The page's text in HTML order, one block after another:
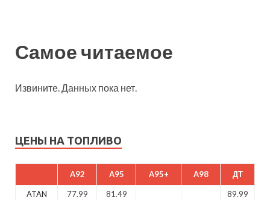
Самое читаемое
Извините. Данных пока нет.
ЦЕНЫ НА ТОПЛИВО
A92 A95 A95+ A98 ДТ
ATAN 77.99 81.49
89.99